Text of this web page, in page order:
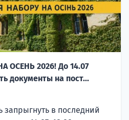
ОСЕНЬ 2026! До 14.07
документы на пост...
запрыгнуть в последний